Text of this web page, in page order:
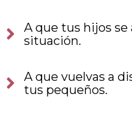
A que tus hijos se
situación.
A que vuelvas a
tus pequeños.